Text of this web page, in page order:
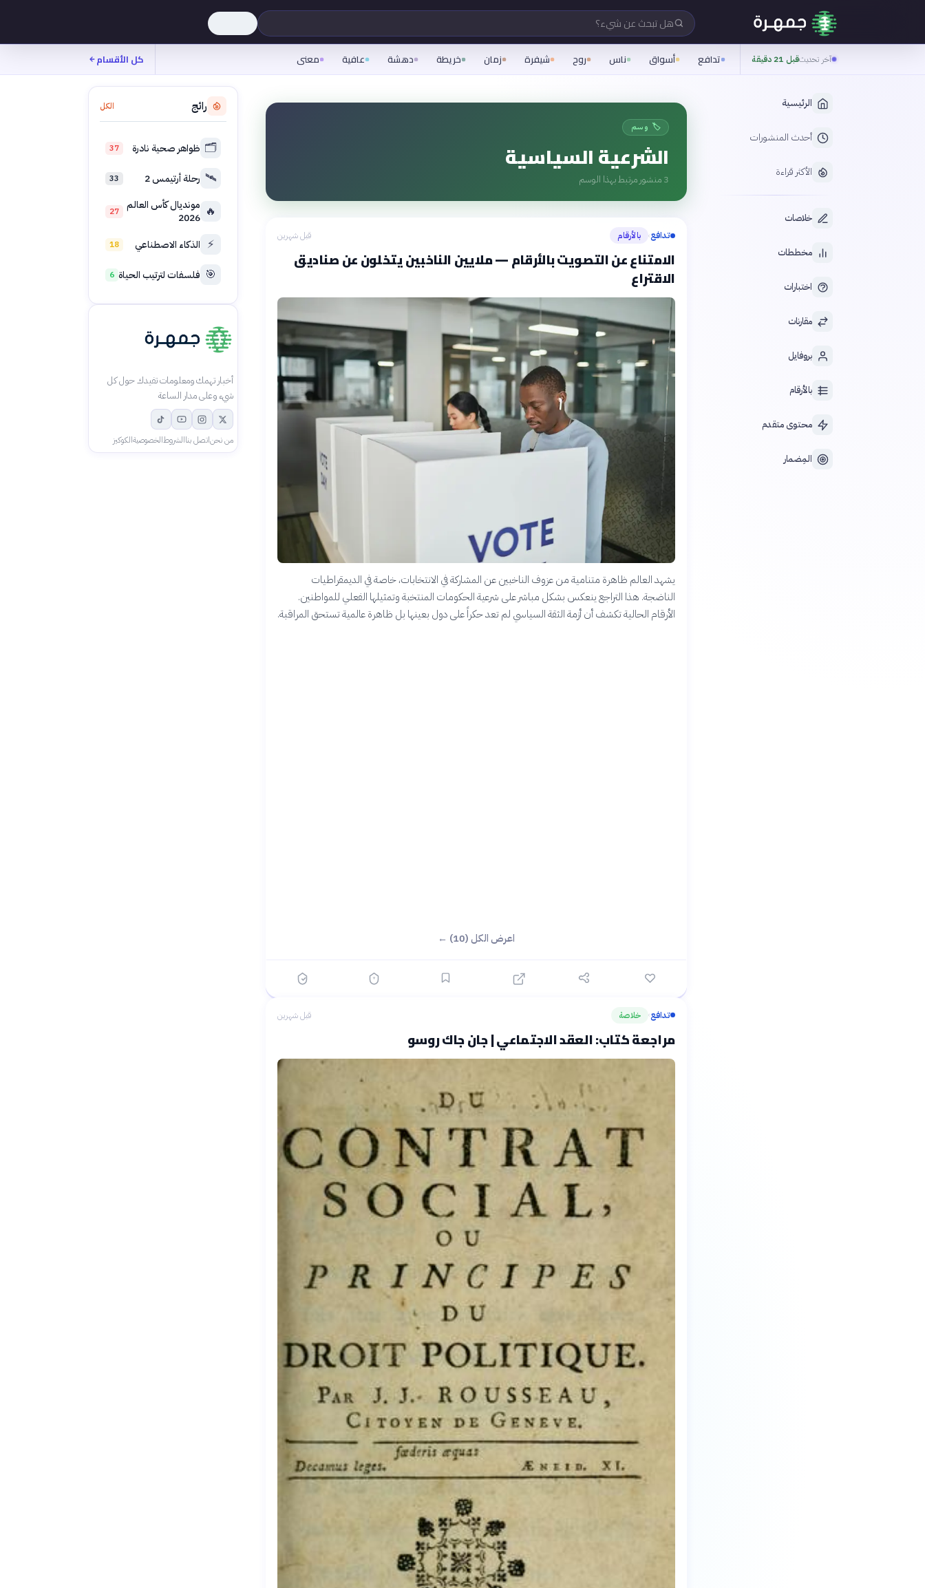
هل تبحث عن شيء؟
آخر تحديثقبل 21 دقيقة تدافع أسواق ناس روح شيفرة زمان خريطة دهشة عافية معنى كل الأقسام
الرئيسية
أحدث المنشورات
الأكثر قراءة
خلاصات
مخططات
اختبارات
مقارنات
بروفايل
بالأرقام
محتوى متقدم
المِضمار
🏷️ وسم
الشرعية السياسية
3 منشور مرتبط بهذا الوسم
تدافع› بالأرقام قبل شهرين
الامتناع عن التصويت بالأرقام — ملايين الناخبين يتخلون عن صناديق
الاقتراع
يشهد العالم ظاهرة متنامية من عزوف الناخبين عن المشاركة في الانتخابات، خاصة في الديمقراطيات
الناضجة. هذا التراجع ينعكس بشكل مباشر على شرعية الحكومات المنتخبة وتمثيلها الفعلي للمواطنين.
الأرقام الحالية تكشف أن أزمة الثقة السياسي لم تعد حكراً على دول بعينها بل ظاهرة عالمية تستحق المراقبة.
اعرض الكل (10) ←
تدافع› خلاصة قبل شهرين
مراجعة كتاب: العقد الاجتماعي | جان جاك روسو
رائج الكل
🗂️ ظواهر صحية نادرة 37
🛰️ رحلة أرتيمس 2 33
🔥 مونديال كأس العالم
2026
27
⚡ الذكاء الاصطناعي 18
🎯 فلسفات لترتيب الحياة 6
أخبار تهمك ومعلومات تفيدك حول كل
شيء وعلى مدار الساعة
من نحناتصل بناالشروطالخصوصيةالكوكيز